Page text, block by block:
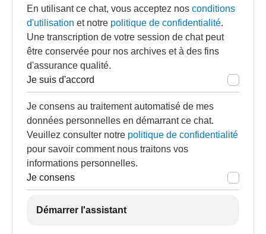
En utilisant ce chat, vous acceptez nos conditions
d'utilisation et notre politique de confidentialité.
Une transcription de votre session de chat peut
être conservée pour nos archives et à des fins
d'assurance qualité.
Je suis d'accord
Je consens au traitement automatisé de mes
données personnelles en démarrant ce chat.
Veuillez consulter notre politique de confidentialité
pour savoir comment nous traitons vos
informations personnelles.
Je consens
Démarrer l'assistant